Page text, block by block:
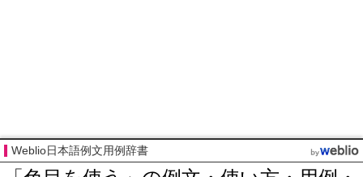
Weblio日本語例文用例辞書